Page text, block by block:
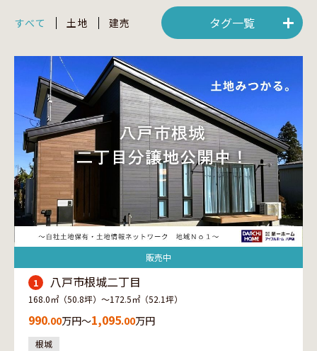
すべて 土地 建売 タグ一覧
販売中
1 八戸市根城二丁目
168.0㎡（50.8坪）〜172.5㎡（52.1坪）
990.00万円〜1,095.00万円
根城